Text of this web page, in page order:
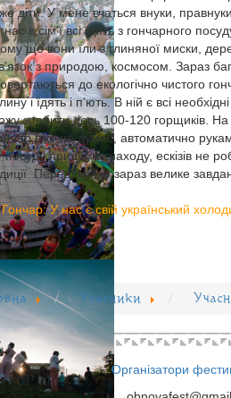
діти. У мене вчаться внуки,
нас в сім’ї всі їдять з гончарного
що вони їли з глиняної миски,
з природою, космосом. Зараз
до екологічно чистого
і їдять і п’ють. В ній є всі
зробити десь 100-120 горщиків.
вже не думає, автоматично
придумує находу, ескізів не
Переді мною зараз велике
Гончар: У нас є свій український
Учасники
Організатори